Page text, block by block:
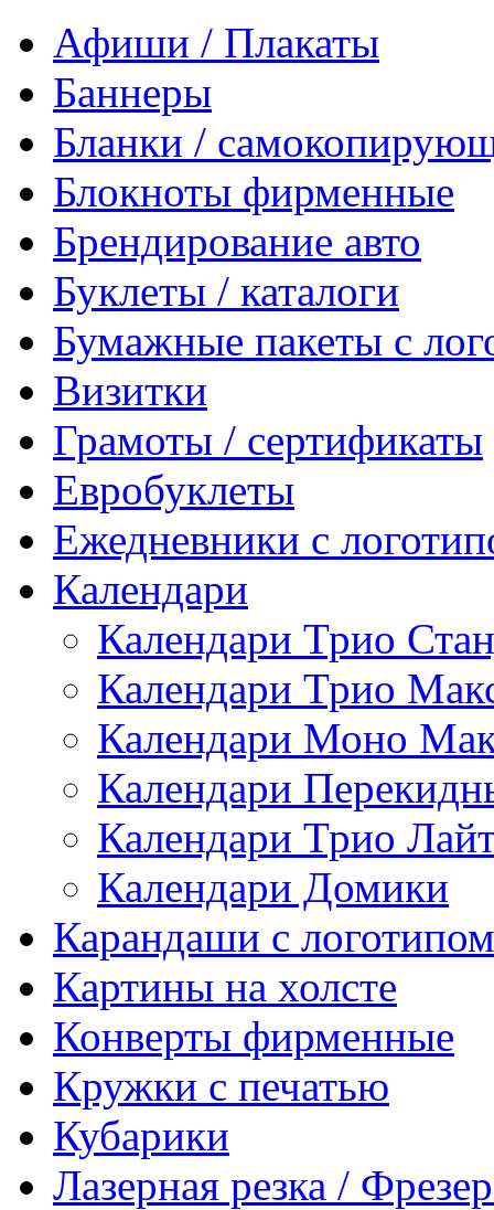
Афиши / Плакаты
Баннеры
Бланки /
Блокноты фирменные
Брендирование авто
Буклеты / каталоги
Бумажные пакеты с
Визитки
Грамоты / сертификаты
Евробуклеты
Ежедневники с
Календари
Календари Трио
Календари Трио
Календари Моно
Календари
Календари Трио
Календари Домики
Карандаши с логотипом
Картины на холсте
Конверты фирменные
Кружки с печатью
Кубарики
Лазерная резка /